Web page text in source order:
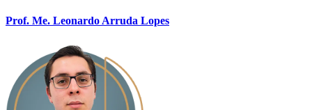
Prof. Me. Leonardo Arruda Lopes